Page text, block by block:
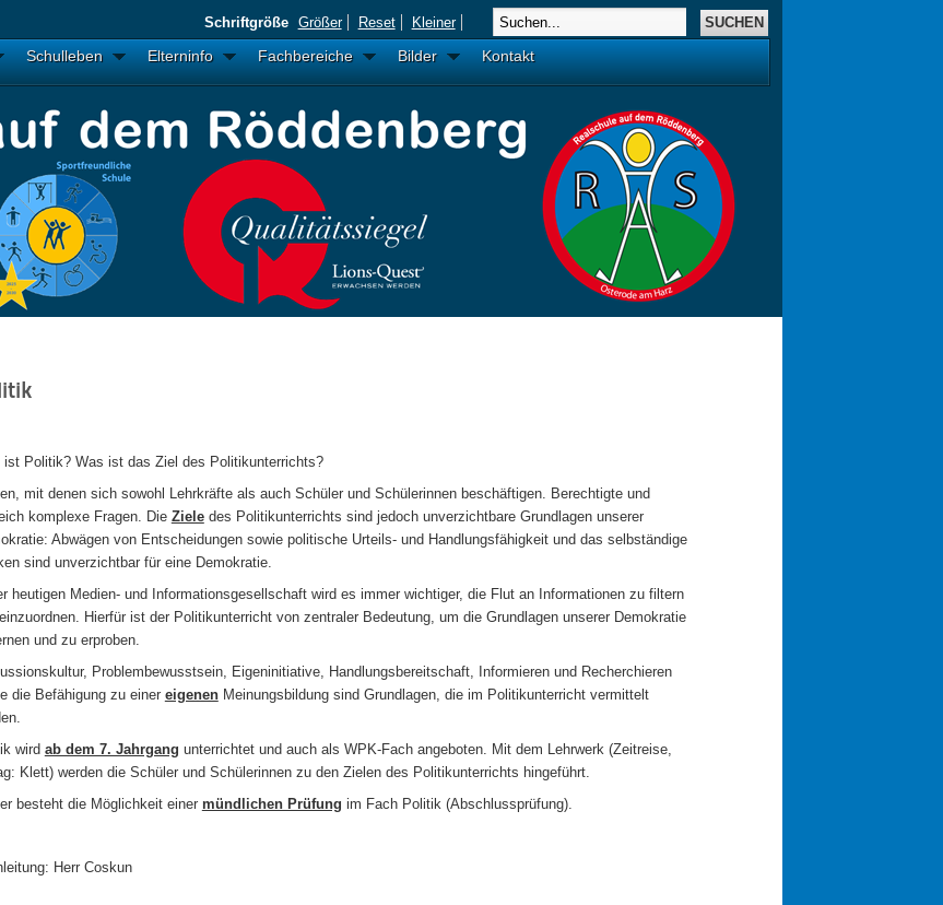
Schulleben Elterninfo Fachbereiche Bilder Kontakt
Schriftgröße Größer Reset Kleiner
ist Politik? Was ist das Ziel des Politikunterrichts?
mit denen sich sowohl Lehrkräfte als auch Schüler und Schülerinnen beschäftigen. Berechtigte und
komplexe Fragen. Die Zieledes Politikunterrichts sind jedoch unverzichtbare Grundlagen unserer
Abwägen von Entscheidungen sowie politische Urteils- und Handlungsfähigkeit und das selbständige
sind unverzichtbar für eine Demokratie.
heutigen Medien- und Informationsgesellschaft wird es immer wichtiger, die Flut an Informationen zu filtern
Hierfür ist der Politikunterricht von zentraler Bedeutung, um die Grundlagen unserer Demokratie
und zu erproben.
Problembewusstsein, Eigeninitiative, Handlungsbereitschaft, Informieren und Recherchieren
die Befähigung zu einer eigenenMeinungsbildung sind Grundlagen, die im Politikunterricht vermittelt
wird ab dem 7. Jahrgang unterrichtet und auch als WPK-Fach angeboten. Mit dem Lehrwerk (Zeitreise,
Klett) werden die Schüler und Schülerinnen zu den Zielen des Politikunterrichts hingeführt.
besteht die Möglichkeit einer mündlichen Prüfung im Fach Politik (Abschlussprüfung).
Herr Coskun